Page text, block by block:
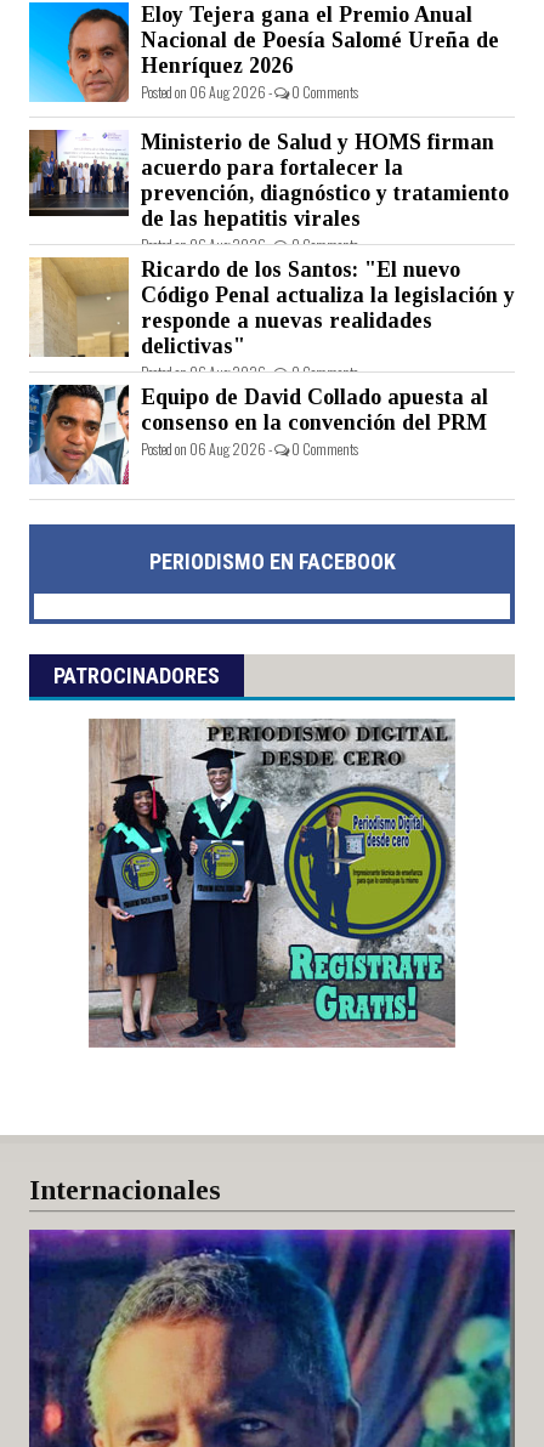
Eloy Tejera gana el Premio Anual
Nacional de Poesía Salomé Ureña de
Henríquez 2026
Posted on 06 Aug 2026 - 0 Comments
Ministerio de Salud y HOMS firman
acuerdo para fortalecer la
prevención, diagnóstico y tratamiento
de las hepatitis virales
Posted on 06 Aug 2026 - 0 Comments
Ricardo de los Santos: "El nuevo
Código Penal actualiza la legislación y
responde a nuevas realidades
delictivas"
Posted on 06 Aug 2026 - 0 Comments
Equipo de David Collado apuesta al
consenso en la convención del PRM
Posted on 06 Aug 2026 - 0 Comments
PERIODISMO EN FACEBOOK
PATROCINADORES
Internacionales